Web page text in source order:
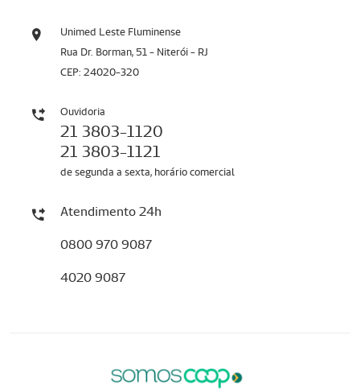
Unimed Leste Fluminense
Rua Dr. Borman, 51 - Niterói - RJ
CEP: 24020-320
Ouvidoria
21 3803-1120
21 3803-1121
de segunda a sexta, horário comercial
Atendimento 24h
0800 970 9087
4020 9087